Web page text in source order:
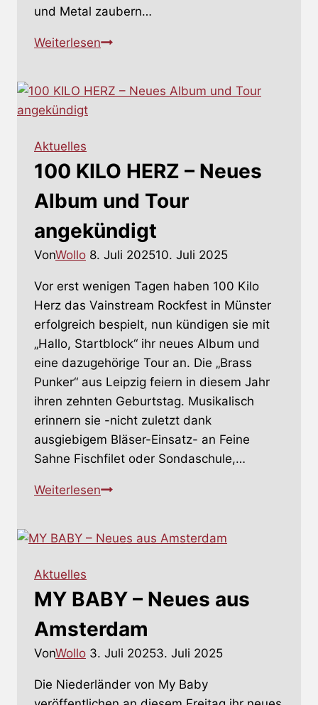
und Metal zaubern…
WeiterlesenLÜT
B.
(UPDATE:
Album
Aktuelles
100 KILO HERZ – Neues
Album und Tour
angekündigt
VonWollo 8. Juli 202510. Juli 2025
Vor erst wenigen Tagen haben 100 Kilo
Herz das Vainstream Rockfest in Münster
erfolgreich bespielt, nun kündigen sie mit
„Hallo, Startblock“ ihr neues Album und
eine dazugehörige Tour an. Die „Brass
Punker“ aus Leipzig feiern in diesem Jahr
ihren zehnten Geburtstag. Musikalisch
erinnern sie -nicht zuletzt dank
ausgiebigem Bläser-Einsatz- an Feine
Sahne Fischfilet oder Sondaschule,…
Weiterlesen100
–
und
Tour
Aktuelles
MY BABY – Neues aus
Amsterdam
VonWollo 3. Juli 20253. Juli 2025
Die Niederländer von My Baby